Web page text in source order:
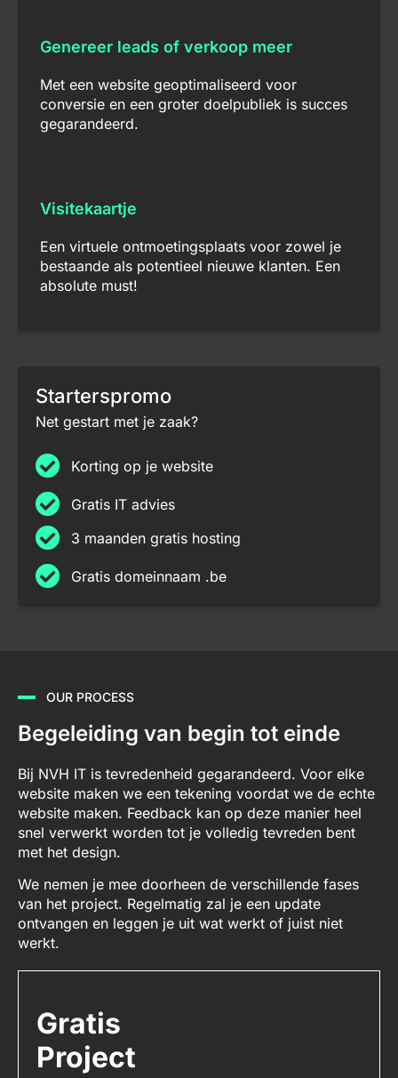
Genereer leads of verkoop meer
Met een website geoptimaliseerd voor
conversie en een groter doelpubliek is succes
gegarandeerd.
Visitekaartje
Een virtuele ontmoetingsplaats voor zowel je
bestaande als potentieel nieuwe klanten. Een
absolute must!
Starterspromo
Net gestart met je zaak?
Korting op je website
Gratis IT advies
3 maanden gratis hosting
Gratis domeinnaam .be
OUR PROCESS
Begeleiding van begin tot einde
Bij NVH IT is tevredenheid gegarandeerd. Voor elke
website maken we een tekening voordat we de echte
website maken. Feedback kan op deze manier heel
snel verwerkt worden tot je volledig tevreden bent
met het design.
We nemen je mee doorheen de verschillende fases
van het project. Regelmatig zal je een update
ontvangen en leggen je uit wat werkt of juist niet
werkt.
Gratis
Project